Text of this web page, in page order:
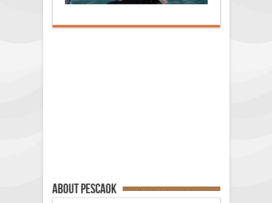
About PescaOk